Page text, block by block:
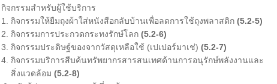
กรรมสำหรับผู้ใช้บริการ
กิจกรรมให้ยืมถุงผ้าใส่หนังสือกลับบ้านเพื่อลดการใช้ถุงพลาสติก (5.2-5)
กิจกรรมการประกวดกระทงรักษ์โลก (5.2-6)
กิจกรรมประดิษฐ์ของจากวัสดุเหลือใช้ (เปเปอร์มาเช่) (5.2-7)
กิจกรรมบริการสืบค้นทรัพยากรสารสนเทศด้านการอนุรักษ์พลังงานและ
แวดล้อม (5.2-8)